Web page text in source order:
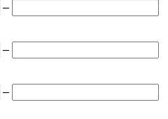
–
–
–